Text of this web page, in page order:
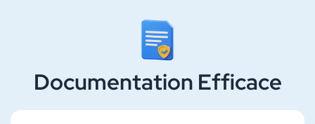
Documentation Efficace